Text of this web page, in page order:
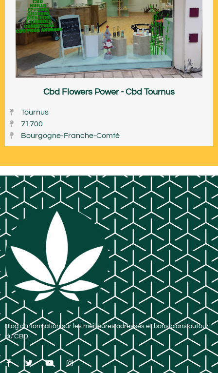
Cbd Flowers Power - Cbd Tournus
Tournus
71700
Bourgogne-Franche-Comté
Blog d’information sur les meilleures adresses et bons plans autour
du CBD.